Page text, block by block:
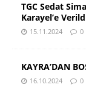
TGC Sedat
Karayel’e
15.11.2024 0
KAYRA’DAN
16.10.2024 0